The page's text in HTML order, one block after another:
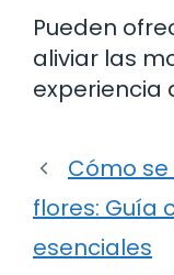
Pueden
aliviar las
experiencia
Cómo
flores: Guía
esenciales